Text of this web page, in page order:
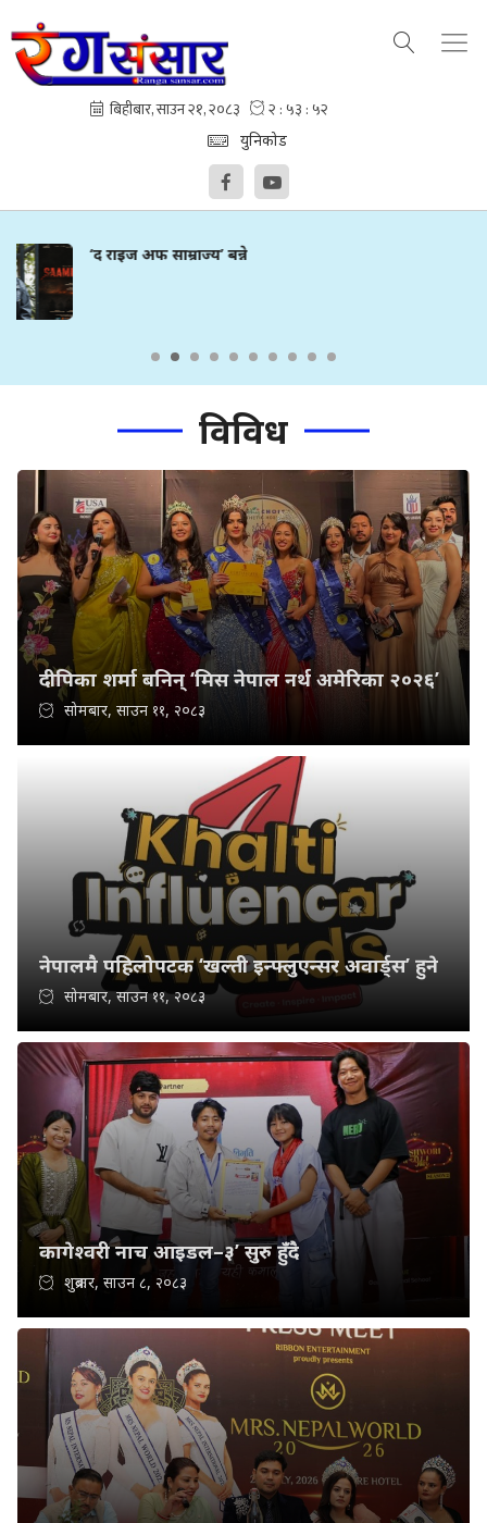
युनिकोड
‘आफ्नो बनाई लैजाउ’मा सुमन र गरिमा
विविध
दीपिका शर्मा बनिन् ‘मिस नेपाल नर्थ अमेरिका २०२६’
सोमबार, साउन ११, २०८३
नेपालमै पहिलोपटक ‘खल्ती इन्फ्लुएन्सर अवार्ड्स’ हुने
सोमबार, साउन ११, २०८३
कागेश्वरी नाच आइडल–३’ सुरु हुँदै
शुक्रबार, साउन ८, २०८३